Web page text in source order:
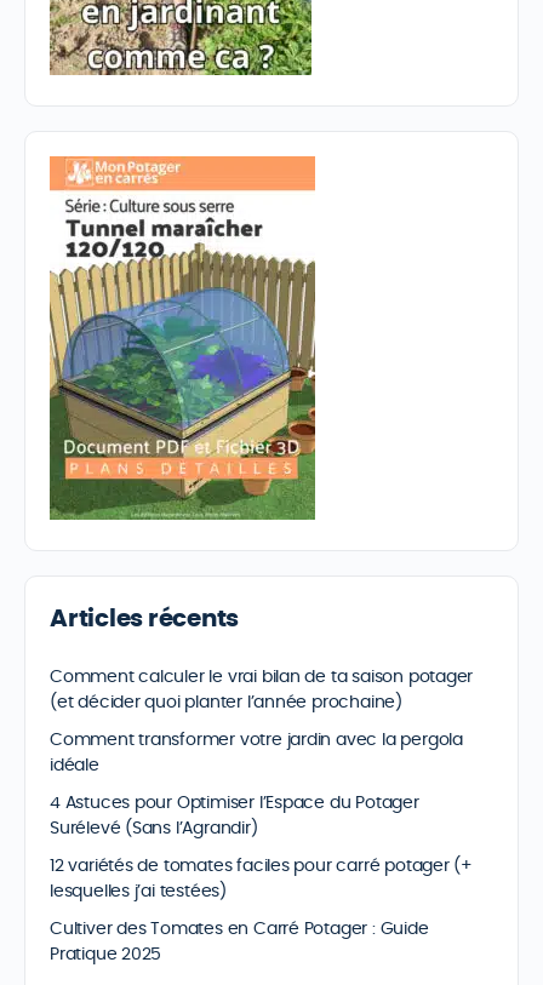
Articles récents
Comment calculer le vrai bilan de ta saison potager
(et décider quoi planter l’année prochaine)
Comment transformer votre jardin avec la pergola
idéale
4 Astuces pour Optimiser l’Espace du Potager
Surélevé (Sans l’Agrandir)
12 variétés de tomates faciles pour carré potager (+
lesquelles j’ai testées)
Cultiver des Tomates en Carré Potager : Guide
Pratique 2025